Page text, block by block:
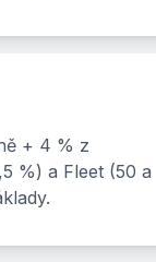
+ 4 % z
%) a Fleet (50 a